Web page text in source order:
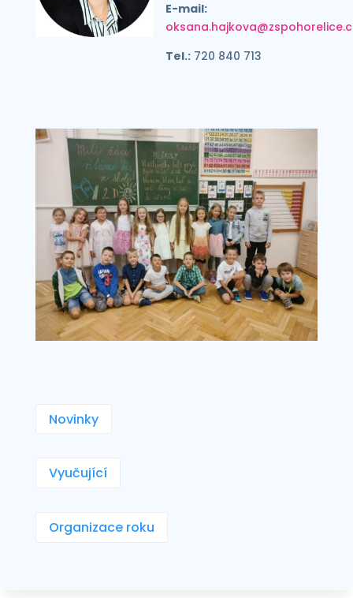
E-mail:
Tel.: 720 840 713
Novinky
Vyučující
Organizace roku